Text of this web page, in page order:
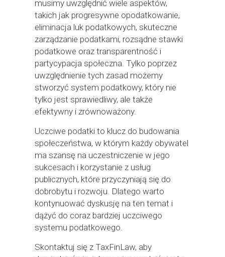
musimy uwzględnić wiele aspektów,
takich jak progresywne opodatkowanie,
eliminacja luk podatkowych, skuteczne
zarządzanie podatkami, rozsądne stawki
podatkowe oraz transparentność i
partycypacja społeczna. Tylko poprzez
uwzględnienie tych zasad możemy
stworzyć system podatkowy, który nie
tylko jest sprawiedliwy, ale także
efektywny i zrównoważony.
Uczciwe podatki to klucz do budowania
społeczeństwa, w którym każdy obywatel
ma szansę na uczestniczenie w jego
sukcesach i korzystanie z usług
publicznych, które przyczyniają się do
dobrobytu i rozwoju. Dlatego warto
kontynuować dyskusję na ten temat i
dążyć do coraz bardziej uczciwego
systemu podatkowego.
Skontaktuj się z TaxFinLaw, aby